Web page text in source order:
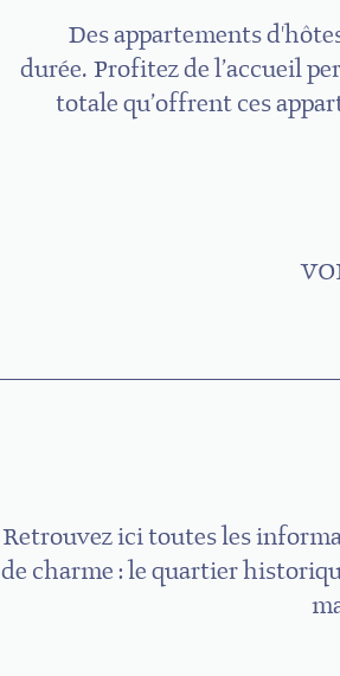
Des appartements
durée. Profitez de l’accueil
totale qu’offrent ces
Retrouvez ici toutes les
de charme : le quartier